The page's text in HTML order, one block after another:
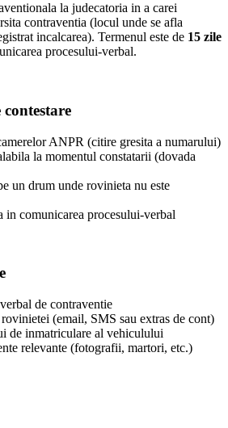
la judecatoria in a carei
contraventia (locul unde se afla
incalcarea). Termenul este de 15 zile
procesului-verbal.
ANPR (citire gresita a numarului)
la momentul constatarii (dovada
un drum unde rovinieta nu este
in comunicarea procesului-verbal
de contraventie
(email, SMS sau extras de cont)
de inmatriculare al vehiculului
relevante (fotografii, martori, etc.)